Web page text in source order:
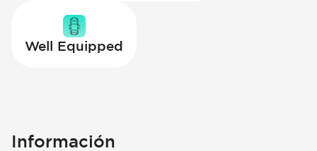
Well Equipped
Información